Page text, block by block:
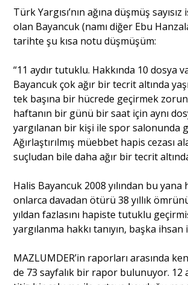
Türk Yargısı’nın ağına düşmüş
olan Bayancuk (namı diğer Ebu
tarihte şu kısa notu düşmüşüm:
“11 aydır tutuklu. Hakkında 10 dosya
Bayancuk çok ağır bir tecrit altında
tek başına bir hücrede geçirmek
haftanın bir günü bir saat için aynı
yargılanan bir kişi ile spor salonunda
Ağırlaştırılmış müebbet hapis cezası
suçludan bile daha ağır bir tecrit
Halis Bayancuk 2008 yılından bu yana
onlarca davadan ötürü 38 yıllık
yıldan fazlasını hapiste tutuklu
yargılanma hakkı tanıyın, başka ihsan
MAZLUMDER’in raporları arasında
de 73 sayfalık bir rapor bulunuyor. 12